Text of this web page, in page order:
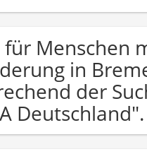
für Menschen
in
der
Deutschland".